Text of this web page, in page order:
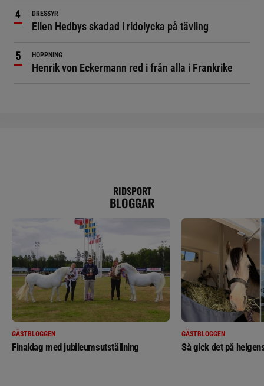
DRESSYR
Ellen Hedbys skadad i ridolycka på tävling
HOPPNING
Henrik von Eckermann red i från alla i Frankrike
RIDSPORT
BLOGGAR
GÄSTBLOGGEN
Finaldag med jubileumsutställning
GÄSTBLOGGEN
Så gick det på